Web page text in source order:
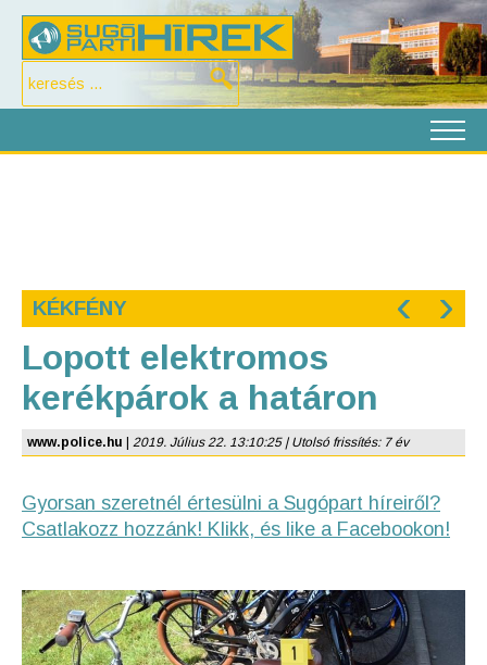
KÉKFÉNY ‹ ›
Lopott elektromos
kerékpárok a határon
www.police.hu 2019. Július 22. 13:10:25 | Utolsó frissítés: 7 év
Gyorsan szeretnél értesülni a Sugópart híreiről?
Csatlakozz hozzánk! Klikk, és like a Facebookon!